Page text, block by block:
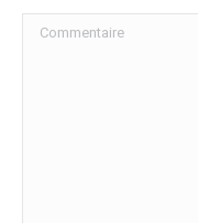
Commentaire